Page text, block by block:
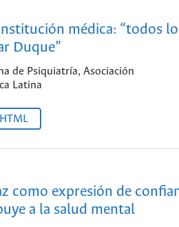
médica: “todos
Duque”
de Psiquiatría, Asociación
Latina
HTML
como expresión de
a la salud mental